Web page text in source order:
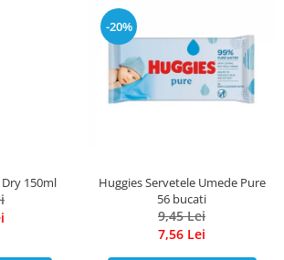
150ml
-20%
Huggies Servetele Umede Pure
56 bucati
9,45 Lei
7,56 Lei